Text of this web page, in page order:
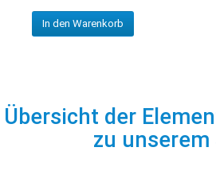
In den Warenkorb
Übersicht der
zu unserem